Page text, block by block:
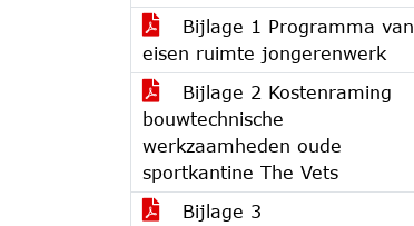
Bijlage 1 Programma van
eisen ruimte jongerenwerk
Bijlage 2 Kostenraming
bouwtechnische
werkzaamheden oude
sportkantine The Vets
Bijlage 3